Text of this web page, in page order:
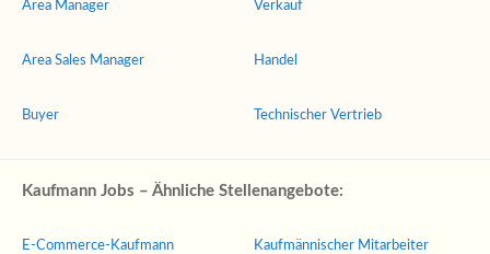
Area Manager
Area Sales Manager
Buyer
Verkauf
Handel
Technischer Vertrieb
Kaufmann Jobs – Ähnliche Stellenangebote:
E-Commerce-Kaufmann Kaufmännischer Mitarbeiter